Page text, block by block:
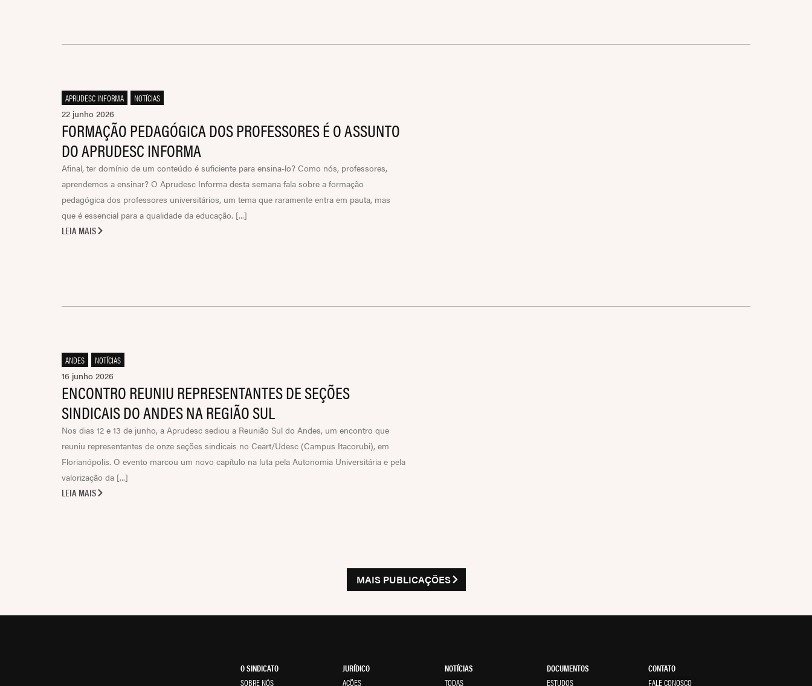
APRUDESC INFORMA
NOTÍCIAS
22 junho 2026
FORMAÇÃO PEDAGÓGICA DOS PROFESSORES É O ASSUNTO
DO APRUDESC INFORMA
Afinal, ter domínio de um conteúdo é suficiente para ensina-lo? Como nós, professores,
aprendemos a ensinar? O Aprudesc Informa desta semana fala sobre a formação
pedagógica dos professores universitários, um tema que raramente entra em pauta, mas
que é essencial para a qualidade da educação. [...]
LEIA MAIS
ANDES
NOTÍCIAS
16 junho 2026
ENCONTRO REUNIU REPRESENTANTES DE SEÇÕES
SINDICAIS DO ANDES NA REGIÃO SUL
Nos dias 12 e 13 de junho, a Aprudesc sediou a Reunião Sul do Andes, um encontro que
reuniu representantes de onze seções sindicais no Ceart/Udesc (Campus Itacorubi), em
Florianópolis. O evento marcou um novo capítulo na luta pela Autonomia Universitária e pela
valorização da [...]
LEIA MAIS
MAIS PUBLICAÇÕES
O SINDICATO
SOBRE NÓS
JURÍDICO
AÇÕES
NOTÍCIAS
TODAS
DOCUMENTOS
ESTUDOS
CONTATO
FALE CONOSCO